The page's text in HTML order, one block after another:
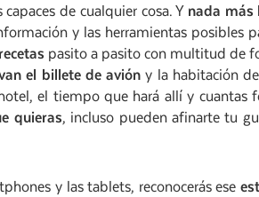
de cualquier cosa. Y nada más
y las herramientas posibles
pasito a pasito con multitud de
el billete de avión y la habitación
el tiempo que hará allí y cuantas
quieras, incluso pueden afinarte tu
y las tablets, reconocerás ese